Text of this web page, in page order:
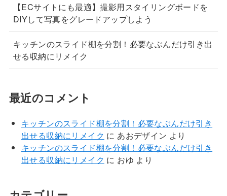
【ECサイトにも最適】撮影用スタイリングボードを
DIYして写真をグレードアップしよう
キッチンのスライド棚を分割！必要なぶんだけ引き出
せる収納にリメイク
最近のコメント
キッチンのスライド棚を分割！必要なぶんだけ引き
出せる収納にリメイク に あおデザイン より
キッチンのスライド棚を分割！必要なぶんだけ引き
出せる収納にリメイク に おゆ より